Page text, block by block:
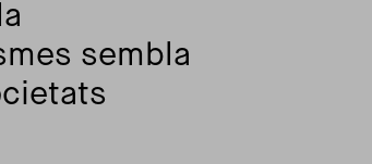
sembla